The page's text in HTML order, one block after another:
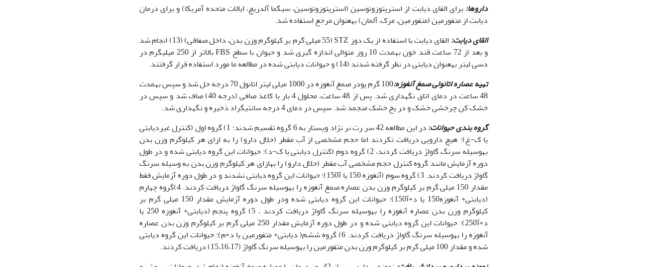
داروها:برای القای دیابت از استرپتوزوتوسین (استرپتوزوتوسین، سیگما آلدریچ، ایالات متحده آمریکا) و برای درمان
دیابت از متفورمین (متفورمین، مرک، آلمان) به‫عنوان مرجع استفاده شد.
القای دیابت:
القای دیابت با استفاده از یک دوز STZ (55 میلی گرم بر کیلوگرم وزن بدن، داخل صفاقی) (13) انجام شد
و بعد از 72 ساعت قند خون به‫مدت 10 روز متوالی اندازه گیری شد و حیوان با سطح FBS بالاتر از 250 میلی‫گرم در
دسی لیتر به‫عنوان دیابتی در نظر گرفته شدند (14) و حیوانات دیابتی شده در مطالعه ما مورد استفاده قرار گرفتند.
تهیه عصاره اتانولیصمغ آنغوزه:
100 گرم پودر صمغ آنغوزه در 1000 میلی لیتر اتانول 70 درجه حل شد و سپس به‫مدت
48 ساعت در دمای اتاق نگه‫داری شد. پس از 48 ساعت، محلول 4 بار با کاغذ صافی (درجه 40) صاف شد و سپس در
خشک کن چرخشی خشک و در یخ خشک منجمد شد. سپس در دمای 4 درجه سانتی‫گراد ذخیره و نگه‫داری شد.
گروه بندی حیوانات:
در این مطالعه 42 سر رت نر نژاد ویستار به 6 گروه تقسیم شدند: 1) گروه اول (کنترل غیردیابتی
یا ک-غ): هیچ دارویی دریافت نکردند اما حجم مشخصی از آب مقطر (حلال دارو) را به ازای هر کیلوگرم وزن بدن
به‫وسیله سرنگ گاواژ دریافت کردند، 2) گروه دوم (کنترل دیابتی یا ک-د): حیوانات این گروه دیابتی شده و در طول
دوره آزمایش مانند گروه کنترل حجم مشخصی آب مقطر (حلال دارو) را به‫ازای هر کیلوگرم وزن بدن به وسیله سرنگ
گاواژ دریافت کردند. 3) گروه سوم (آنغوزه 150 یا آ150): حیوانات این گروه دیابتی نشدند و در طول دوره آزمایش فقط
مقدار 150 میلی گرم بر کیلوگرم وزن بدن عصاره صمغ آنغوزه را به‫وسیله سرنگ گاواژ دریافت کردند. 4)گروه چهارم
(دیابتی+ آنغوزه150 یا د+آ150): حیوانات این گروه دیابتی شده ودر طول دوره آزمایش مقدار 150 میلی گرم بر
کیلوگرم وزن بدن عصاره آنغوزه را به‫وسیله سرنگ گاواژ دریافت کردند ، 5) گروه پنجم (دیابتی+ آنغوزه 250 یا
د+آ250): حیوانات این گروه دیابتی شده و در طول دوره آزمایش مقدار 250 میلی گرم بر کیلوگرم وزن بدن عصاره
آنغوزه را به‫وسیله سرنگ گاواژ دریافت کردند. 6) گروه ششم( دیابتی+ متفورمین یا د+م): حیوانات این گروه دیابتی
شده و مقدار 100 میلی گرم بر کیلوگرم وزن بدن متفورمین را به‫وسیله سرنگ گاواژ (15،16،17) دریافت کردند.